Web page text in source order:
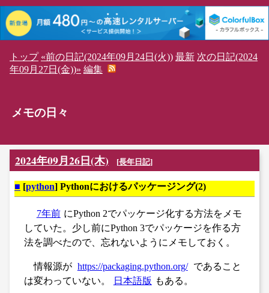
トップ «前の日記(2024年09月24日(火)) 最新 次の日記(2024
年09月27日(金))» 編集
メモの日々
2024年09月26日(木) [長年日記]
■ [python] Pythonにおけるパッケージング(2)
7年前 にPython 2でパッケージ化する方法をメモ
していた。少し前にPython 3でパッケージを作る方
法を調べたので、忘れないようにメモしておく。
情報源が https://packaging.python.org/
であること
は変わっていない。
日本語版 もある。